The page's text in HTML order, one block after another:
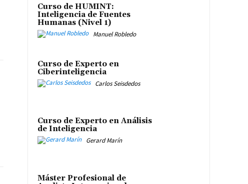
Curso de HUMINT:
Inteligencia de Fuentes
Humanas (Nivel 1)
Manuel Robledo
Curso de Experto en
Ciberinteligencia
Carlos Seisdedos
Curso de Experto en Análisis
de Inteligencia
Gerard Marín
Máster Profesional de